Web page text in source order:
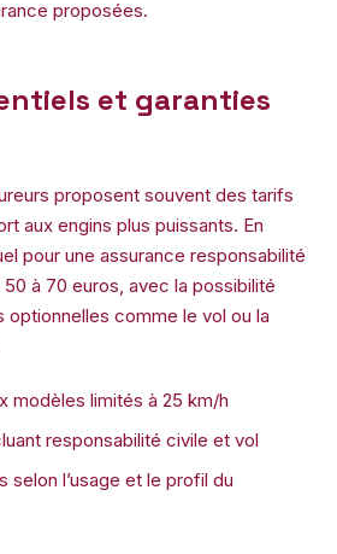
proposées.
et garanties
proposent souvent des tarifs
aux engins plus puissants. En
pour une assurance responsabilité
à 70 euros, avec la possibilité
optionnelles comme le vol ou la
modèles limités à 25 km/h
responsabilité civile et vol
selon l’usage et le profil du